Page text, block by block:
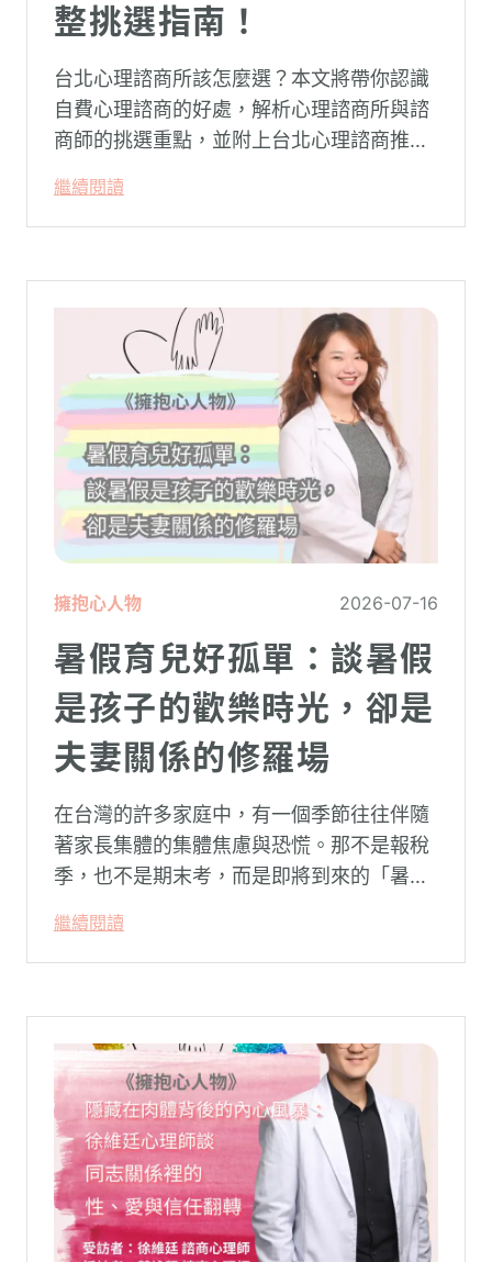
整挑選指南！
台北心理諮商所該怎麼選？本文將帶你認識
自費心理諮商的好處，解析心理諮商所與諮
商師的挑選重點，並附上台北心理諮商推薦
理，陪你面對情緒困擾找回生活步調。
繼續閱讀
擁抱心人物 2026-07-16
暑假育兒好孤單：談暑假
是孩子的歡樂時光，卻是
夫妻關係的修羅場
在台灣的許多家庭中，有一個季節往往伴隨
著家長集體的集體焦慮與恐慌。那不是報稅
季，也不是期末考，而是即將到來的「暑
家庭，原本由學校與安親班代勞的照顧責
任，瞬間全數倒回家庭系統之內。對許多父
繼續閱讀